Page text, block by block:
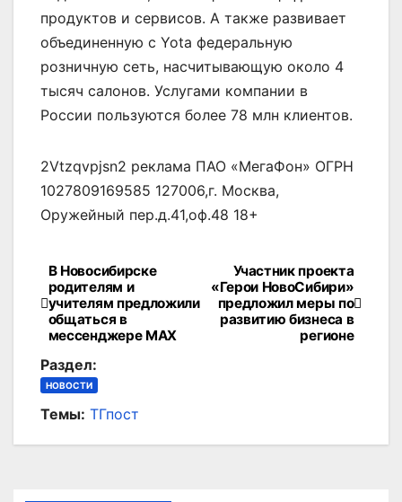
продуктов и сервисов. А также развивает
объединенную с Yota федеральную
розничную сеть, насчитывающую около 4
тысяч салонов. Услугами компании в
России пользуются более 78 млн клиентов.
2Vtzqvpjsn2 реклама ПАО «МегаФон» ОГРН
1027809169585 127006,г. Москва,
Оружейный пер.д.41,оф.48 18+
Навигация
по
записям
Участник проекта
«Герои НовоСибири»
предложил меры по
развитию бизнеса в
регионе
В Новосибирске
родителям и
учителям предложили
общаться в
мессенджере MAX
Раздел:
НОВОСТИ
Темы: ТГпост